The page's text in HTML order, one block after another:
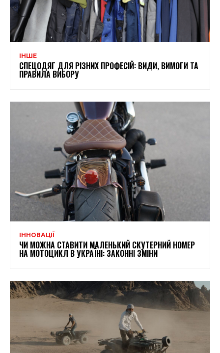
ІНШЕ
СПЕЦОДЯГ ДЛЯ РІЗНИХ ПРОФЕСІЙ: ВИДИ, ВИМОГИ ТА
ПРАВИЛА ВИБОРУ
ІННОВАЦІЇ
ЧИ МОЖНА СТАВИТИ МАЛЕНЬКИЙ СКУТЕРНИЙ НОМЕР
НА МОТОЦИКЛ В УКРАЇНІ: ЗАКОННІ ЗМІНИ